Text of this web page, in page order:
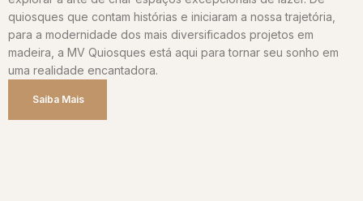
quiosques que contam histórias e iniciaram a nossa trajetória,
para a modernidade dos mais diversificados projetos em
madeira, a MV Quiosques está aqui para tornar seu sonho em
uma realidade encantadora.
Saiba Mais